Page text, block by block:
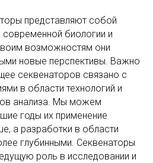
представляют собой
биологии и
возможностям они
новые перспективы. Важно
секвенаторов связано с
в области технологий и
анализа. Мы можем
годы их применение
а разработки в области
глубинными. Секвенаторы
роль в исследовании и